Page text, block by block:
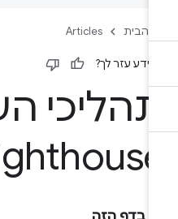
הבית Articles
עזר לך?